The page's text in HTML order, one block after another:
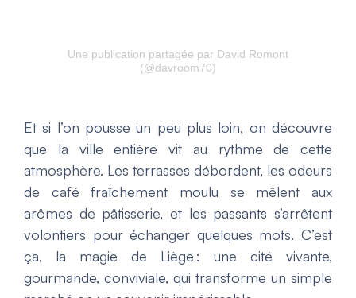
Une publication partagée par David Romont
(@davroom70)
Et si l’on pousse un peu plus loin, on découvre
que la ville entière vit au rythme de cette
atmosphère. Les terrasses débordent, les odeurs
de café fraîchement moulu se mêlent aux
arômes de pâtisserie, et les passants s’arrêtent
volontiers pour échanger quelques mots. C’est
ça, la magie de Liège : une cité vivante,
gourmande, conviviale, qui transforme un simple